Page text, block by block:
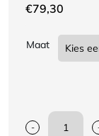
€79,30
Maat
-